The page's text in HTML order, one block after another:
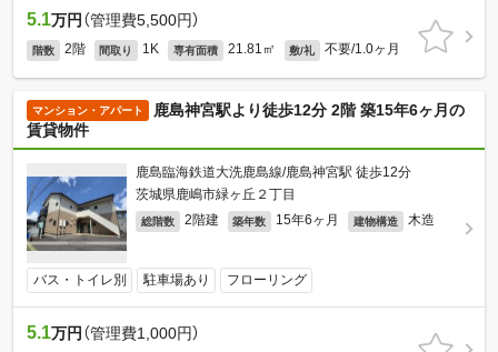
5.1万円 （管理費5,500円）
階数 2階 間取り 1K 専有面積 21.81㎡ 敷/礼 不要/1.0ヶ月
マンション・アパート
鹿島神宮駅より徒歩12分 2階 築15年6ヶ月の
賃貸物件
鹿島臨海鉄道大洗鹿島線/鹿島神宮駅 徒歩12分
茨城県鹿嶋市緑ヶ丘２丁目
総階数 2階建 築年数 15年6ヶ月 建物構造 木造
バス・トイレ別 駐車場あり フローリング
5.1万円 （管理費1,000円）